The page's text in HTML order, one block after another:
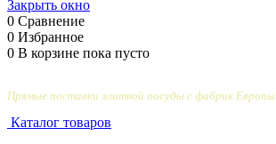
Закрыть окно
0 Сравнение
0 Избранное
0 В корзине пока пусто
Прямые поставки элитной посуды с фабрик Европы
Каталог товаров